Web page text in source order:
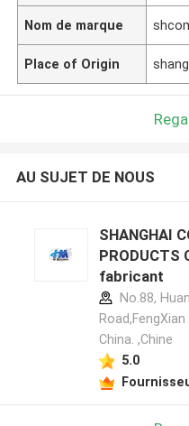
Nom de marque
Place of Origin
AU SUJET DE NOUS
SHANGHAI
PRODUCTS
fabricant
No.88,
China. ,Chine
5.0